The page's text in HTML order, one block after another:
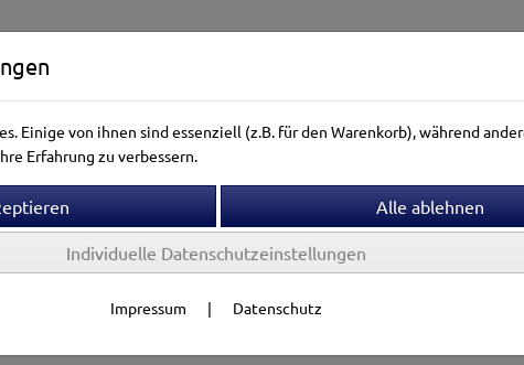
Vogelwelt Aquarienwelt Terrarienwelt
Einige von ihnen sind essenziell (z.B. für den Warenkorb), während
Erfahrung zu verbessern.
Individuelle Datenschutzeinstellungen
Impressum | Datenschutz